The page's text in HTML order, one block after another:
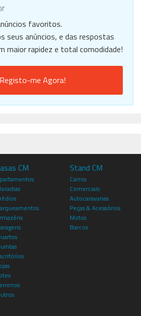
favoritos.
seus anúncios, e das respostas
maior rapidez e total comodidade!
me Agora!
CM Stand CM
Carros
Comerciais
Autocaravanas
Peças & Acessórios
Motos
Barcos